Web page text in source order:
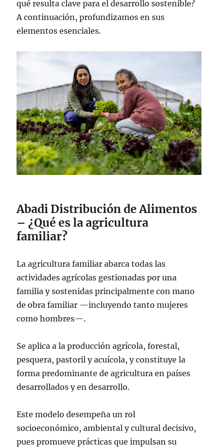
qué resulta clave para el desarrollo sostenible?
A continuación, profundizamos en sus
elementos esenciales.
Abadi Distribución de Alimentos
– ¿Qué es la agricultura
familiar?
La agricultura familiar abarca todas las
actividades agrícolas gestionadas por una
familia y sostenidas principalmente con mano
de obra familiar —incluyendo tanto mujeres
como hombres—.
Se aplica a la producción agrícola, forestal,
pesquera, pastoril y acuícola, y constituye la
forma predominante de agricultura en países
desarrollados y en desarrollo.
Este modelo desempeña un rol
socioeconómico, ambiental y cultural decisivo,
pues promueve prácticas que impulsan su